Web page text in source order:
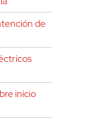
de
inicio